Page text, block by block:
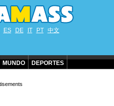
ES DE IT PT 中文
MUNDO DEPORTES